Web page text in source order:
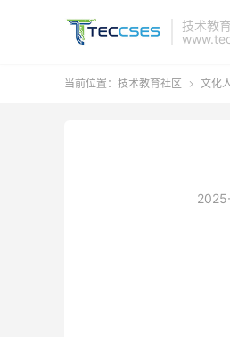
技术教
当前位置： 技术教育社区  文化